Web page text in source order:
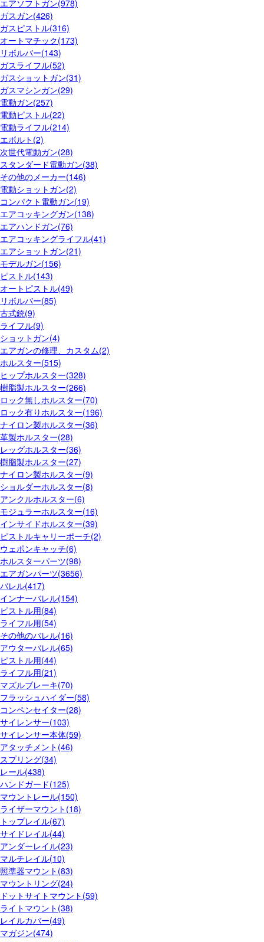
エアソフトガン(978)
ガスガン(426)
ガスピストル(316)
オートマチック(173)
リボルバー(143)
ガスライフル(52)
ガスショットガン(31)
ガスマシンガン(29)
電動ガン(257)
電動ピストル(22)
電動ライフル(214)
エボルト(2)
次世代電動ガン(28)
スタンダード電動ガン(38)
その他のメーカー(146)
電動ショットガン(2)
コンパクト電動ガン(19)
エアコッキングガン(138)
エアハンドガン(76)
エアコッキングライフル(41)
エアショットガン(21)
モデルガン(156)
ピストル(143)
オートピストル(49)
リボルバー(85)
古式銃(9)
ライフル(9)
ショットガン(4)
エアガンの修理、カスタム(2)
ホルスター(515)
ヒップホルスター(328)
樹脂製ホルスター(266)
ロック無しホルスター(70)
ロック有りホルスター(196)
ナイロン製ホルスター(36)
革製ホルスター(28)
レッグホルスター(36)
樹脂製ホルスター(27)
ナイロン製ホルスター(9)
ショルダーホルスター(8)
アンクルホルスター(6)
モジュラーホルスター(16)
インサイドホルスター(39)
ピストルキャリーポーチ(2)
ウェポンキャッチ(6)
ホルスターパーツ(98)
エアガンパーツ(3656)
バレル(417)
インナーバレル(154)
ピストル用(84)
ライフル用(54)
その他のバレル(16)
アウターバレル(65)
ピストル用(44)
ライフル用(21)
マズルブレーキ(70)
フラッシュハイダー(58)
コンペンセイター(28)
サイレンサー(103)
サイレンサー本体(59)
アタッチメント(46)
スプリング(34)
レール(438)
ハンドガード(125)
マウントレール(150)
ライザーマウント(18)
トップレイル(67)
サイドレイル(44)
アンダーレイル(23)
マルチレイル(10)
照準器マウント(83)
マウントリング(24)
ドットサイトマウント(59)
ライトマウント(38)
レイルカバー(49)
マガジン(474)